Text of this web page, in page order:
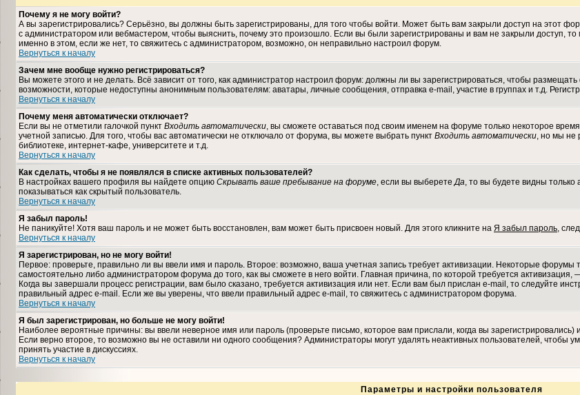
Почему я не могу войти?
А вы зарегистрировались? Серьёзно, вы должны быть зарегистрированы, для того чтобы войти. Может быть вам закрыли доступ на этот
с администратором или вебмастером, чтобы выяснить, почему это произошло. Если вы были зарегистрированы и вам не закрыли доступ,
именно в этом, если же нет, то свяжитесь с администратором, возможно, он неправильно настроил форум.
Вернуться к началу
Зачем мне вообще нужно регистрироваться?
Вы можете этого и не делать. Всё зависит от того, как администратор настроил форум: должны ли вы зарегистрироваться, чтобы
возможности, которые недоступны анонимным пользователям: аватары, личные сообщения, отправка e-mail, участие в группах и т.д.
Вернуться к началу
Почему меня автоматически отключает?
Если вы не отметили галочкой пункт Входить автоматически, вы сможете оставаться под своим именем на форуме только некоторое
учетной записью. Для того, чтобы вас автоматически не отключало от форума, вы можете выбрать пункт Входить автоматически, но мы не
библиотеке, интернет-кафе, университете и т.д.
Вернуться к началу
Как сделать, чтобы я не появлялся в списке активных пользователей?
В настройках вашего профиля вы найдете опцию Скрывать ваше пребывание на форуме, если вы выберетеДа, то вы будете видны
показываться как скрытый пользователь.
Вернуться к началу
Я забыл пароль!
Не паникуйте! Хотя ваш пароль и не может быть восстановлен, вам может быть присвоен новый. Для этого кликните на Я забыл пароль,
Вернуться к началу
Я зарегистрирован, но не могу войти!
Первое: проверьте, правильно ли вы ввели имя и пароль. Второе: возможно, ваша учетная запись требует активизации. Некоторые
самостоятельно либо администратором форума до того, как вы сможете в него войти. Главная причина, по которой требуется
Когда вы завершали процесс регистрации, вам было сказано, требуется активизация или нет. Если вам был прислан e-mail, то следуйте
правильный адрес e-mail. Если же вы уверены, что ввели правильный адрес e-mail, то свяжитесь с администратором форума.
Вернуться к началу
Я был зарегистрирован, но больше не могу войти!
Наиболее вероятные причины: вы ввели неверное имя или пароль (проверьте письмо, которое вам прислали, когда вы
Если верно второе, то возможно вы не оставили ни одного сообщения? Администраторы могут удалять неактивных пользователей, чтобы
принять участие в дискуссиях.
Вернуться к началу
Параметры и настройки пользователя